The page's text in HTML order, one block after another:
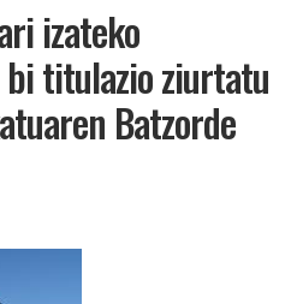
izateko
titulazio ziurtatu
Batzorde